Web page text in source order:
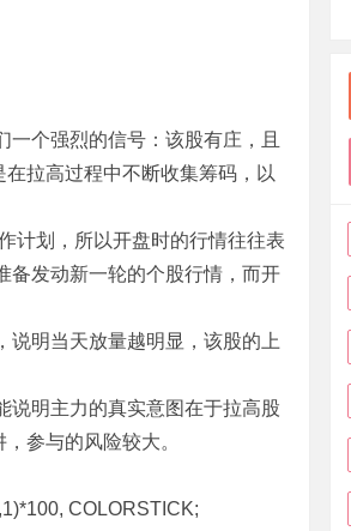
个强烈的信号：该股有庄，且
拉高过程中不断收集筹码，以
计划，所以开盘时的行情往往表
备发动新一轮的个股行情，而开
说明当天放量越明显，该股的上
说明主力的真实意图在于拉高股
参与的风险较大。
COLORSTICK;